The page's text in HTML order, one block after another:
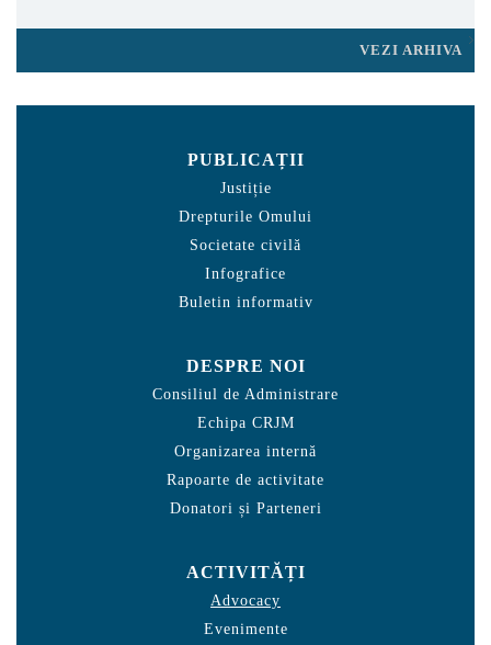
VEZI ARHIVA
PUBLICAȚII
Justiție
Drepturile Omului
Societate civilă
Infografice
Buletin informativ
DESPRE NOI
Consiliul de Administrare
Echipa CRJM
Organizarea internă
Rapoarte de activitate
Donatori și Parteneri
ACTIVITĂȚI
Advocacy
Evenimente